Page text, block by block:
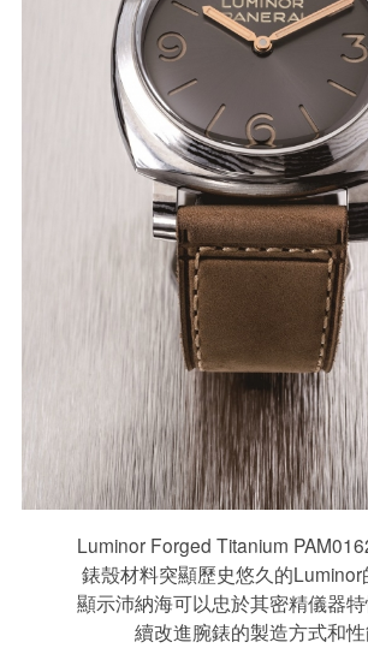
Luminor Forged Titanium
錶殼材料突顯歷史悠久的Luminor
顯示沛納海可以忠於其密精儀器
續改進腕錶的製造方式和性